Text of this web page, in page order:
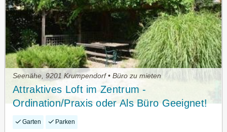
Seenähe, 9201 Krumpendorf • Büro zu mieten
Attraktives Loft im Zentrum -
Ordination/Praxis oder Als Büro Geeignet!
Garten Parken